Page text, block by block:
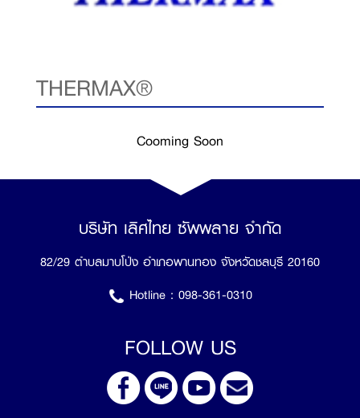
THERMAX®
Cooming Soon
บริษัท เลิศไทย ซัพพลาย จำกัด
82/29 ตำบลมาบโป่ง อำเภอพานทอง จังหวัดชลบุรี 20160
Hotline : 098-361-0310
FOLLOW US